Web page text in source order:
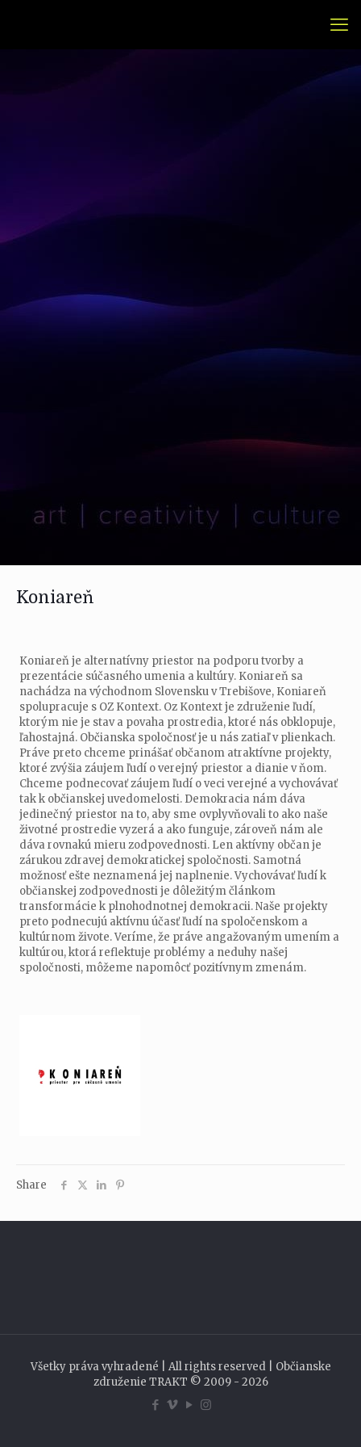
Koniareň
Koniareň je alternatívny priestor na podporu tvorby a
prezentácie súčasného umenia a kultúry. Koniareň sa
nachádza na východnom Slovensku v Trebišove, Koniareň
spolupracuje s OZ Kontext. Oz Kontext je združenie ľudí,
ktorým nie je stav a povaha prostredia, ktoré nás obklopuje,
ľahostajná. Občianska spoločnosť je u nás zatiaľ v plienkach.
Práve preto chceme prinášať občanom atraktívne projekty,
ktoré zvýšia záujem ľudí o verejný priestor a dianie v ňom.
Chceme podnecovať záujem ľudí o veci verejné a vychovávať
tak k občianskej uvedomelosti. Demokracia nám dáva
jedinečný priestor na to, aby sme ovplyvňovali to ako naše
životné prostredie vyzerá a ako funguje, zároveň nám ale
dáva rovnakú mieru zodpovednosti. Len aktívny občan je
zárukou zdravej demokratickej spoločnosti. Samotná
možnosť ešte neznamená jej naplnenie. Vychovávať ľudí k
občianskej zodpovednosti je dôležitým článkom
transformácie k plnohodnotnej demokracii. Naše projekty
preto podnecujú aktívnu účasť ľudí na spoločenskom a
kultúrnom živote. Veríme, že práve angažovaným umením a
kultúrou, ktorá reflektuje problémy a neduhy našej
spoločnosti, môžeme napomôcť pozitívnym zmenám.
Share
Všetky práva vyhradené | All rights reserved | Občianske
združenie TRAKT © 2009 - 2026